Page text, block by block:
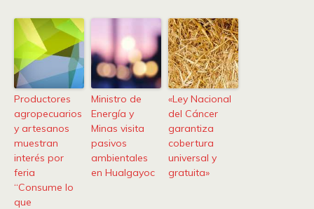
Productores
agropecuarios
y artesanos
muestran
interés por
feria
“Consume lo
que
Ministro de
Energía y
Minas visita
pasivos
ambientales
en Hualgayoc
«Ley Nacional
del Cáncer
garantiza
cobertura
universal y
gratuita»